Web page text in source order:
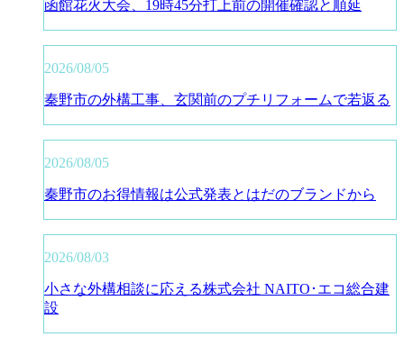
函館花火大会、19時45分打上前の開催確認と順延
2026/08/05
秦野市の外構工事、玄関前のプチリフォームで若返る
2026/08/05
秦野市のお得情報は公式発表とはだのブランドから
2026/08/03
小さな外構相談に応える株式会社 NAITO･エコ総合建
設